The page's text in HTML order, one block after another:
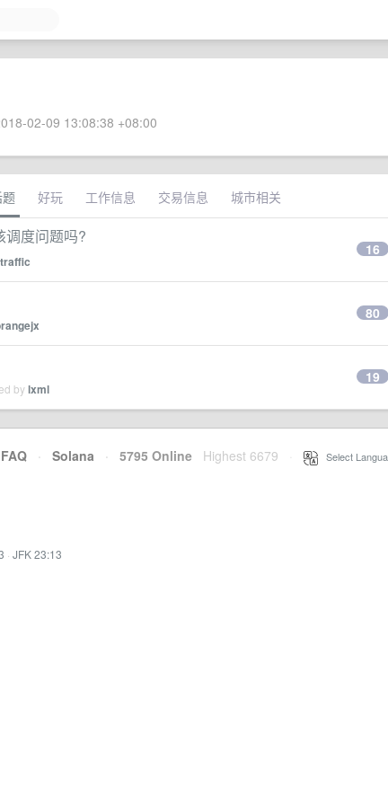
02-09 13:08:38 +08:00
好玩 工作信息 交易信息 城市相关
调度问题吗?
traffic
16
80
bylxml
19
FAQ · Solana · 5795 Online Highest 6679 Select
· JFK 23:13